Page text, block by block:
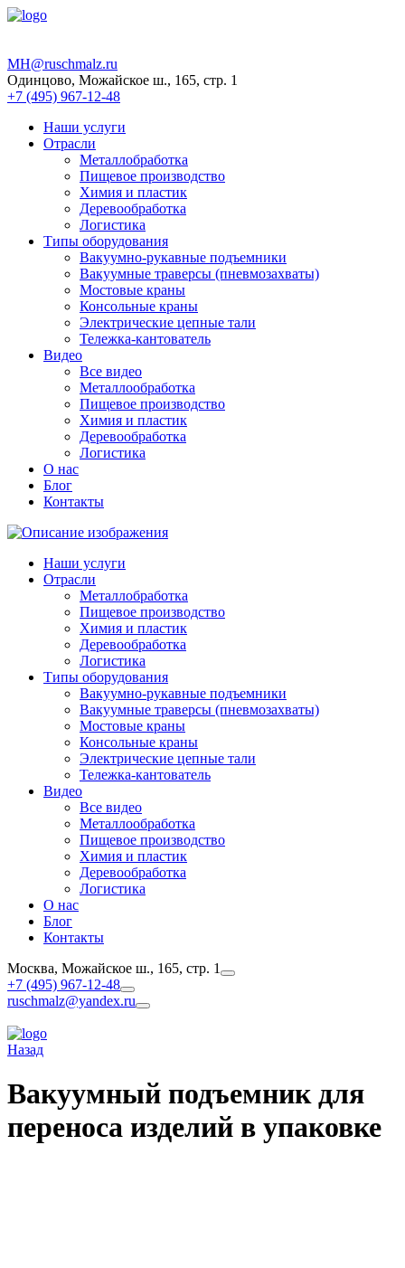
MH@ruschmalz.ru
Одинцово, Можайское ш., 165, стр. 1
+7 (495) 967-12-48
Наши услуги
Отрасли
Металлобработка
Пищевое производство
Химия и пластик
Деревообработка
Логистика
Типы оборудования
Вакуумно-рукавные подъемники
Вакуумные траверсы (пневмозахваты)
Мостовые краны
Консольные краны
Электрические цепные тали
Тележка-кантователь
Видео
Все видео
Металлообработка
Пищевое производство
Химия и пластик
Деревообработка
Логистика
О нас
Блог
Контакты
Наши услуги
Отрасли
Металлобработка
Пищевое производство
Химия и пластик
Деревообработка
Логистика
Типы оборудования
Вакуумно-рукавные подъемники
Вакуумные траверсы (пневмозахваты)
Мостовые краны
Консольные краны
Электрические цепные тали
Тележка-кантователь
Видео
Все видео
Металлообработка
Пищевое производство
Химия и пластик
Деревообработка
Логистика
О нас
Блог
Контакты
Москва, Можайское ш., 165, стр. 1
+7 (495) 967-12-48
ruschmalz@yandex.ru
Назад
Вакуумный подъемник для
переноса изделий в упаковке